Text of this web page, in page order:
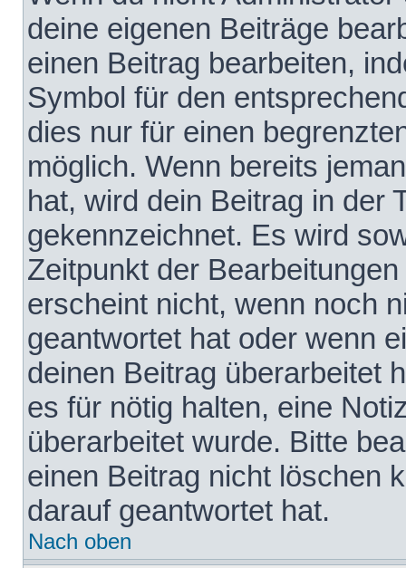
deine eigenen Beiträge
einen Beitrag bearbeiten,
Symbol für den
dies nur für einen
möglich. Wenn bereits
hat, wird dein Beitrag in der
gekennzeichnet. Es wird
Zeitpunkt der
erscheint nicht, wenn noch
geantwortet hat oder wenn
deinen Beitrag überarbeitet
es für nötig halten, eine
überarbeitet wurde. Bitte
einen Beitrag nicht löschen
darauf geantwortet hat.
Nach oben